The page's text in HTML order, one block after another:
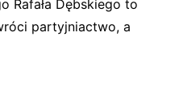
Rafała Dębskiego to
partyjniactwo, a